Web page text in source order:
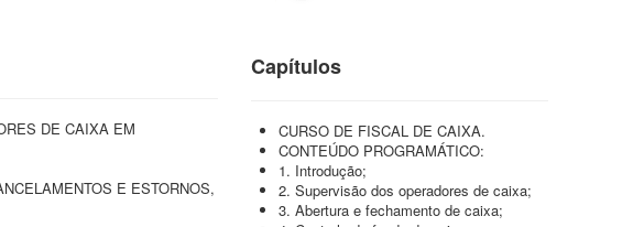
DE CAIXA EM
E ESTORNOS,
Capítulos
CURSO DE FISCAL DE CAIXA.
CONTEÚDO PROGRAMÁTICO:
1. Introdução;
2. Supervisão dos operadores de caixa;
3. Abertura e fechamento de caixa;